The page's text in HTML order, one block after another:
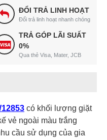
ĐỔI TRẢ LINH HOẠT
Đổi trả linh hoạt nhanh chóng
TRẢ GÓP LÃI SUẤT
0%
Qua thẻ Visa, Mater, JCB
có khối lượng giặt
vẻ ngoài màu trắng
cầu sử dụng của gia